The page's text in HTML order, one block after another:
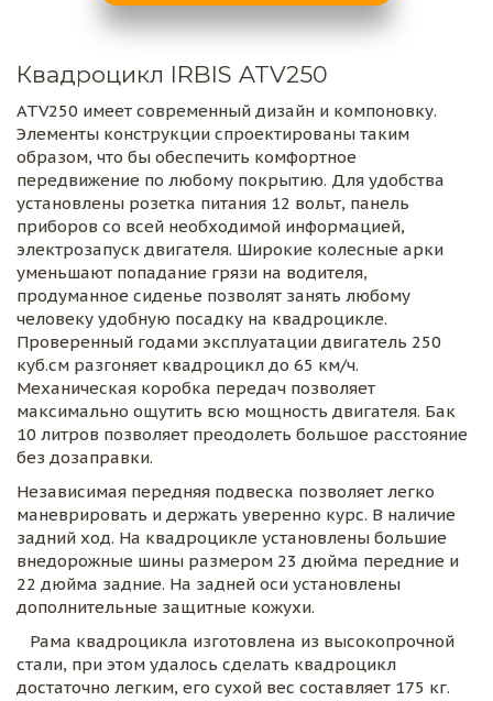
Квадроцикл IRBIS ATV250
ATV250 имеет современный дизайн и компоновку.
Элементы конструкции спроектированы таким
образом, что бы обеспечить комфортное
передвижение по любому покрытию. Для удобства
установлены розетка питания 12 вольт, панель
приборов со всей необходимой информацией,
электрозапуск двигателя. Широкие колесные арки
уменьшают попадание грязи на водителя,
продуманное сиденье позволят занять любому
человеку удобную посадку на квадроцикле.
Проверенный годами эксплуатации двигатель 250
куб.см разгоняет квадроцикл до 65 км/ч.
Механическая коробка передач позволяет
максимально ощутить всю мощность двигателя. Бак
10 литров позволяет преодолеть большое расстояние
без дозаправки.
Независимая передняя подвеска позволяет легко
маневрировать и держать уверенно курс. В наличие
задний ход. На квадроцикле установлены большие
внедорожные шины размером 23 дюйма передние и
22 дюйма задние. На задней оси установлены
дополнительные защитные кожухи.
Рама квадроцикла изготовлена из высокопрочной
стали, при этом удалось сделать квадроцикл
достаточно легким, его сухой вес составляет 175 кг.